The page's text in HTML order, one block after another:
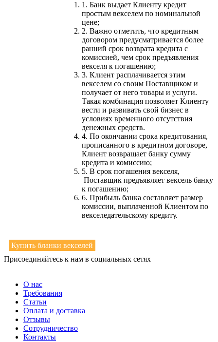
1. Банк выдает Клиенту кредит
простым векселем по номинальной
цене;
2. Важно отметить, что кредитным
договором предусматривается более
ранний срок возврата кредита с
комиссией, чем срок предъявления
векселя к погашению;
3. Клиент расплачивается этим
векселем со своим Поставщиком и
получает от него товары и услуги.
Такая комбинация позволяет Клиенту
вести и развивать свой бизнес в
условиях временного отсутствия
денежных средств.
4. По окончании срока кредитования,
прописанного в кредитном договоре,
Клиент возвращает банку сумму
кредита и комиссию;
5. В срок погашения векселя,
Поставщик предъявляет вексель банку
к погашению;
6. Прибыль банка составляет размер
комиссии, выплаченной Клиентом по
векселедательскому кредиту.
Купить бланки векселей
Присоединяйтесь к нам в социальных сетях
О нас
Требования
Статьи
Оплата и доставка
Отзывы
Сотрудничество
Контакты